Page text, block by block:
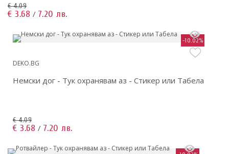
€ 4.09
€ 3.68 / 7.20 лв.
-10.02%
DEKO.BG
Немски дог - Тук охранявам аз - Стикер или Табела
€ 4.09
€ 3.68 / 7.20 лв.